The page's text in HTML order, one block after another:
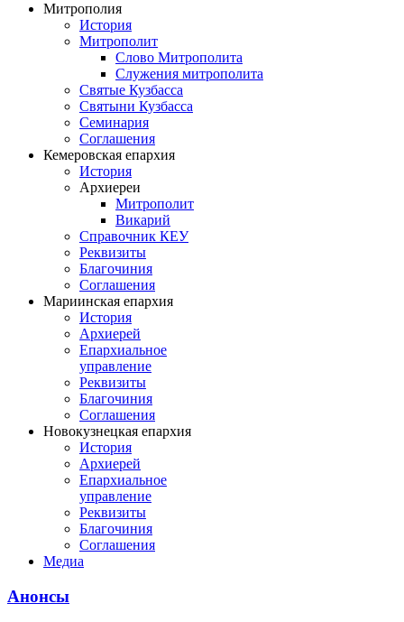
Митрополия
История
Митрополит
Слово Митрополита
Служения митрополита
Святые Кузбасса
Святыни Кузбасса
Семинария
Соглашения
Кемеровская епархия
История
Архиереи
Митрополит
Викарий
Справочник КЕУ
Реквизиты
Благочиния
Соглашения
Мариинская епархия
История
Архиерей
Епархиальное
управление
Реквизиты
Благочиния
Соглашения
Новокузнецкая епархия
История
Архиерей
Епархиальное
управление
Реквизиты
Благочиния
Соглашения
Медиа
Анонсы